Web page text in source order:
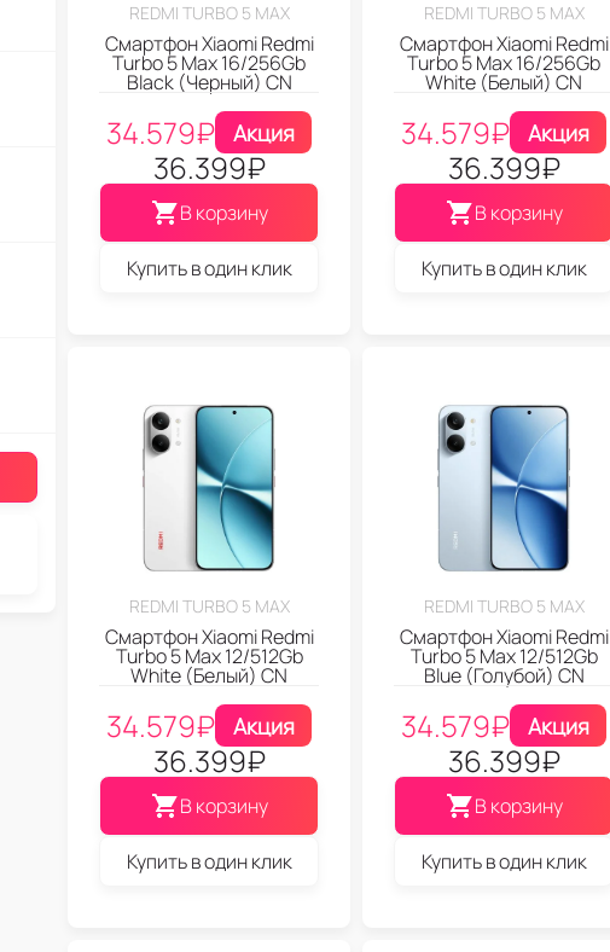
REDMI TURBO 5 MAX
Смартфон Xiaomi Redmi
Turbo 5 Max 16/256Gb
Black (Черный) CN
34.579₽ Акция
36.399₽
В корзину
Купить в один клик
REDMI TURBO 5 MAX
Смартфон Xiaomi Redmi
Turbo 5 Max 16/256Gb
White (Белый) CN
34.579₽ Акция
36.399₽
В корзину
Купить в один клик
REDMI TURBO 5 MAX
Смартфон Xiaomi Redmi
Turbo 5 Max 12/512Gb
White (Белый) CN
34.579₽ Акция
36.399₽
В корзину
Купить в один клик
REDMI TURBO 5 MAX
Смартфон Xiaomi Redmi
Turbo 5 Max 12/512Gb
Blue (Голубой) CN
34.579₽ Акция
36.399₽
В корзину
Купить в один клик